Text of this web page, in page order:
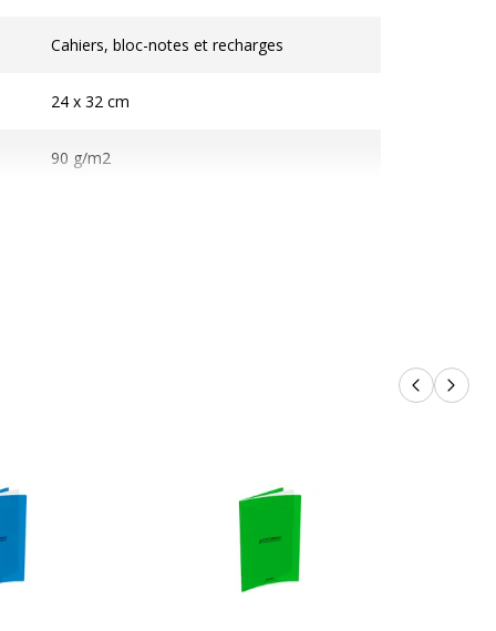
Cahiers, bloc-notes et recharges
24 x 32 cm
90 g/m2
Seyès, Seyès (grands carreaux) avec
Produits